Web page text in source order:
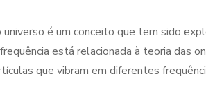
universo é um conceito que tem sido
está relacionada à teoria das
que vibram em diferentes